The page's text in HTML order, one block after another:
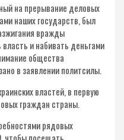
на прерывание деловых
наших государств, был
вражды
и набивать деньгами
общества
в заявлении политсилы.
властей, в первую
граждан страны.
рядовых